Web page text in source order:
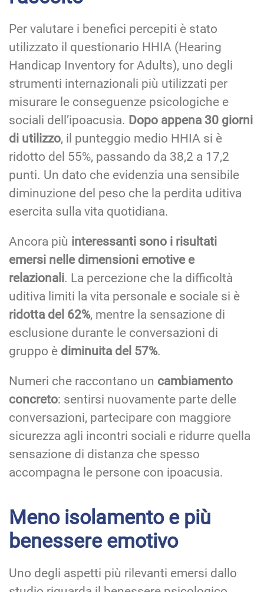
Per valutare i benefici percepiti è stato
utilizzato il questionario HHIA (Hearing
Handicap Inventory for Adults), uno degli
strumenti internazionali più utilizzati per
misurare le conseguenze psicologiche e
sociali dell’ipoacusia. Dopo appena 30 giorni
di utilizzo, il punteggio medio HHIA si è
ridotto del 55%, passando da 38,2 a 17,2
punti. Un dato che evidenzia una sensibile
diminuzione del peso che la perdita uditiva
esercita sulla vita quotidiana.
Ancora più interessanti sono i risultati
emersi nelle dimensioni emotive e
relazionali. La percezione che la difficoltà
uditiva limiti la vita personale e sociale si è
ridotta del 62%, mentre la sensazione di
esclusione durante le conversazioni di
gruppo è diminuita del 57%.
Numeri che raccontano un cambiamento
concreto: sentirsi nuovamente parte delle
conversazioni, partecipare con maggiore
sicurezza agli incontri sociali e ridurre quella
sensazione di distanza che spesso
accompagna le persone con ipoacusia.
Meno isolamento e più
benessere emotivo
Uno degli aspetti più rilevanti emersi dallo